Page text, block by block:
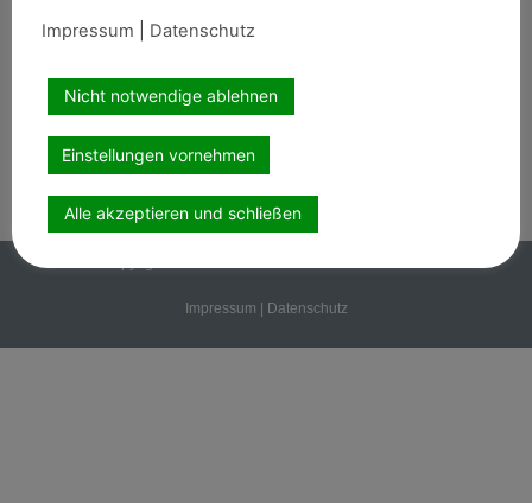
Kontakt
Wir sind auch auf
Impressum Datenschutz
Impressum
Datenschutz
Nicht notwendige ablehnen
Einstellungen vornehmen
Alle akzeptieren und schließen